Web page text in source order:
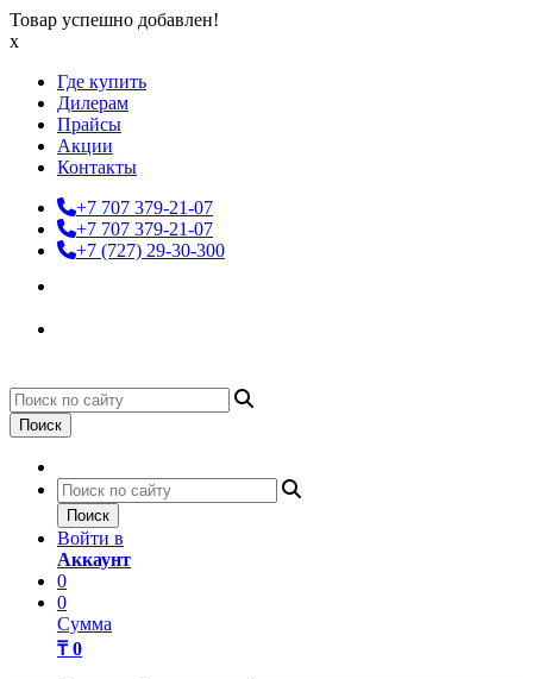
Товар успешно добавлен!
x
Где купить
Дилерам
Прайсы
Акции
Контакты
+7 707 379-21-07
+7 707 379-21-07
+7 (727) 29-30-300
Поиск
Поиск
Войти в
Аккаунт
0
0
Сумма
₸ 0